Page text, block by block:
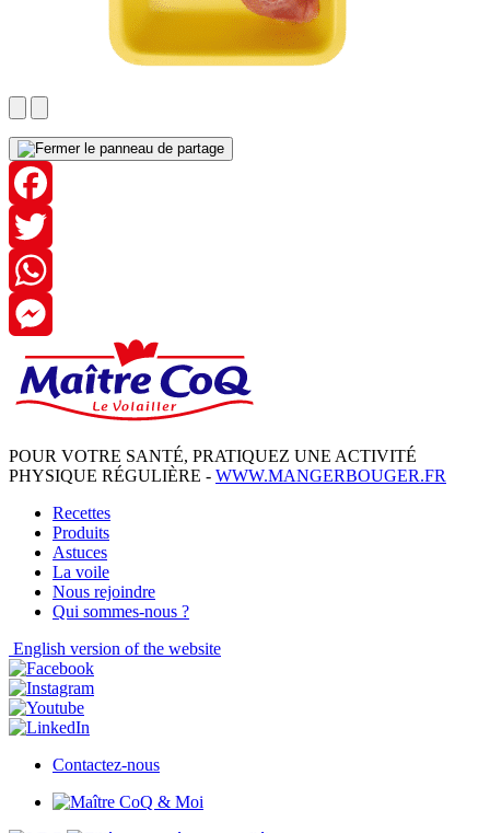
Facebook
Twitter
WhatsApp
Messenger
POUR VOTRE SANTÉ, PRATIQUEZ UNE ACTIVITÉ
PHYSIQUE RÉGULIÈRE - WWW.MANGERBOUGER.FR
Recettes
Produits
Astuces
La voile
Nous rejoindre
Qui sommes-nous ?
English version of the website
Contactez-nous